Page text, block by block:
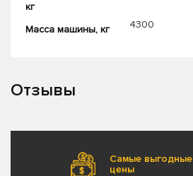
кг
Масса машины, кг 4300
Отзывы
Самые выгодные
цены